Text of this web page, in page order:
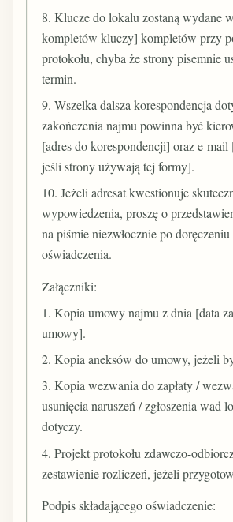
8. Klucze do lokalu zostaną wydane
kompletów kluczy] kompletów przy
protokołu, chyba że strony pisemnie
termin.
9. Wszelka dalsza korespondencja
zakończenia najmu powinna być
[adres do korespondencji] oraz e-mail
jeśli strony używają tej formy].
10. Jeżeli adresat kwestionuje
wypowiedzenia, proszę o
na piśmie niezwłocznie po
oświadczenia.
Załączniki:
1. Kopia umowy najmu z dnia [data
umowy].
2. Kopia aneksów do umowy, jeżeli
3. Kopia wezwania do zapłaty /
usunięcia naruszeń / zgłoszenia wad
dotyczy.
4. Projekt protokołu zdawczo-
zestawienie rozliczeń, jeżeli
Podpis składającego oświadczenie: